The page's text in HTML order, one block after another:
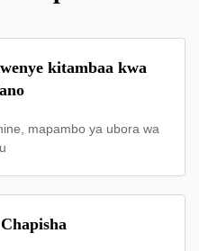
kitambaa kwa
mapambo ya ubora wa